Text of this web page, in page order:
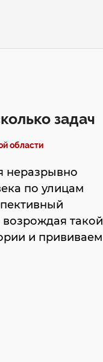
задач
области
неразрывно
по улицам
возрождая такой
и прививаем